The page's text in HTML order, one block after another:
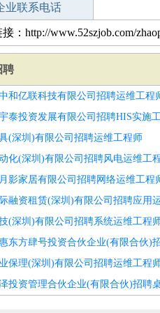
业联系电话
：http://www.52szjob.com/
聘
和亿联科技有限公司招聘运维工程
泰投资发展有限公司招聘HIS实施
(深圳)有限公司招聘运维工程师
化(深圳)有限公司招聘风电运维工
影家居有限公司招聘网络运维工程
融资租赁(深圳)有限公司招聘应用
(深圳)有限公司招聘系统运维工程
东方肆号投资合伙企业(有限合伙)
保理(深圳)有限公司招聘运维工程
投资管理合伙企业(有限合伙)招聘